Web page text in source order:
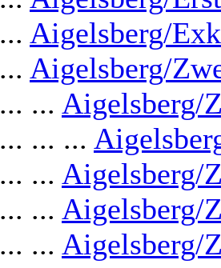
... Aigelsberg/
... Aigelsberg/
... ... Aigelsberg/
... ... ...
... ... Aigelsberg/
... ... Aigelsberg/
... ... Aigelsberg/